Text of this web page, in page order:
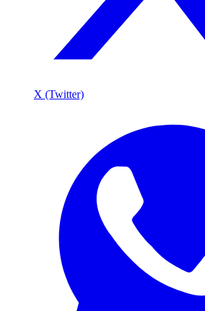
X (Twitter)